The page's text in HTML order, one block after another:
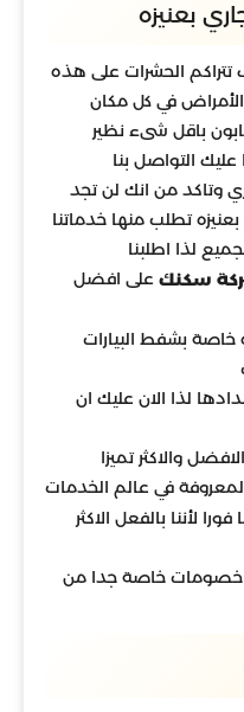
بعنيزه
الحشرات على هذه
الأمراض في كل مكان
باقل شىء نظير
التواصل بنا
وتاكد من انك لن تجد
تطلب منها خدماتنا
لذا اطلبنا
سكنك على افضل
بشفط البيارات
لذا الان عليك ان
والاكثر تميزا
في عالم الخدمات
لأننا بالفعل الاكثر
خصومات خاصة جدا من